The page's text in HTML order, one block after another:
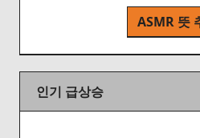
ASMR 뜻
인기 급상승